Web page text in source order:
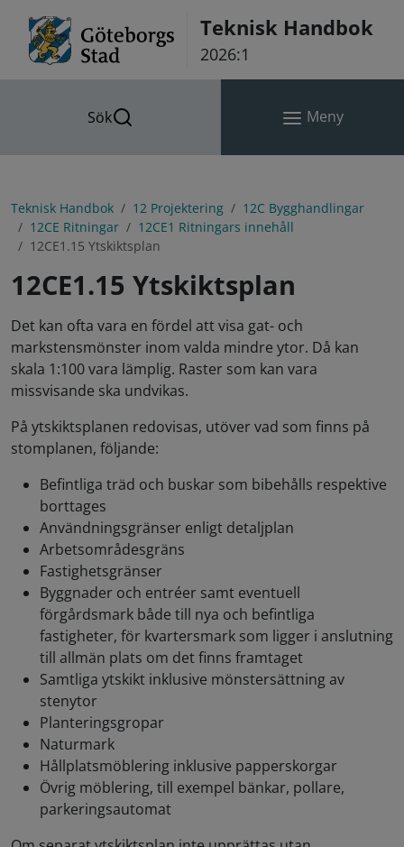
Teknisk Handbok
2026:1
Sök Meny
Teknisk Handbok 12 Projektering
12C Bygghandlingar
12CE Ritningar
12CE1 Ritningars innehåll
12CE1.15 Ytskiktsplan
12CE1.15 Ytskiktsplan
Det kan ofta vara en fördel att visa gat- och
markstensmönster inom valda mindre ytor. Då kan
skala 1:100 vara lämplig. Raster som kan vara
missvisande ska undvikas.
På ytskiktsplanen redovisas, utöver vad som finns på
stomplanen, följande:
Befintliga träd och buskar som bibehålls respektive
borttages
Användningsgränser enligt detaljplan
Arbetsområdesgräns
Fastighetsgränser
Byggnader och entréer samt eventuell
förgårdsmark både till nya och befintliga
fastigheter, för kvartersmark som ligger i anslutning
till allmän plats om det finns framtaget
Samtliga ytskikt inklusive mönstersättning av
stenytor
Planteringsgropar
Naturmark
Hållplatsmöblering inklusive papperskorgar
Övrig möblering, till exempel bänkar, pollare,
parkeringsautomat